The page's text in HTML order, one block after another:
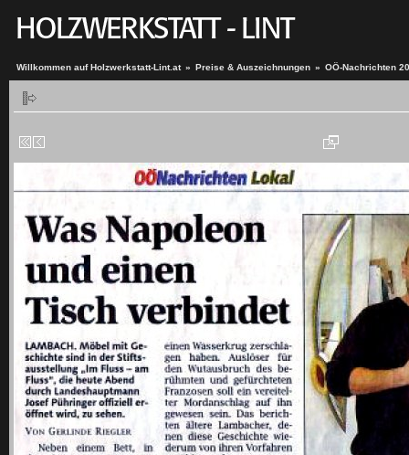
Willkommen auf Holzwerkstatt-Lint.at » Preise & Auszeichnungen » OÖ-Nachrichten